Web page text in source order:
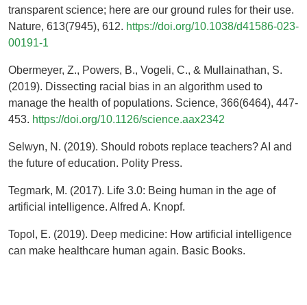
transparent science; here are our ground rules for their use.
Nature, 613(7945), 612. https://doi.org/10.1038/d41586-023-
00191-1
Obermeyer, Z., Powers, B., Vogeli, C., & Mullainathan, S.
(2019). Dissecting racial bias in an algorithm used to
manage the health of populations. Science, 366(6464), 447-
453. https://doi.org/10.1126/science.aax2342
Selwyn, N. (2019). Should robots replace teachers? AI and
the future of education. Polity Press.
Tegmark, M. (2017). Life 3.0: Being human in the age of
artificial intelligence. Alfred A. Knopf.
Topol, E. (2019). Deep medicine: How artificial intelligence
can make healthcare human again. Basic Books.